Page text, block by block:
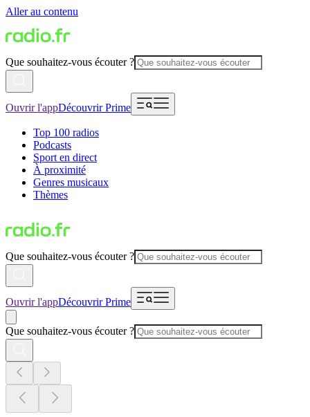
Aller au contenu
Que souhaitez-vous écouter ?
Ouvrir l'appDécouvrir Prime
Top 100 radios
Podcasts
Sport en direct
À proximité
Genres musicaux
Thèmes
Que souhaitez-vous écouter ?
Ouvrir l'appDécouvrir Prime
Que souhaitez-vous écouter ?